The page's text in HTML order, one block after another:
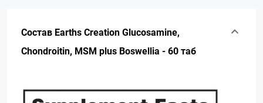
Состав Earths Creation Glucosamine,
Chondroitin, MSM plus Boswellia - 60 таб